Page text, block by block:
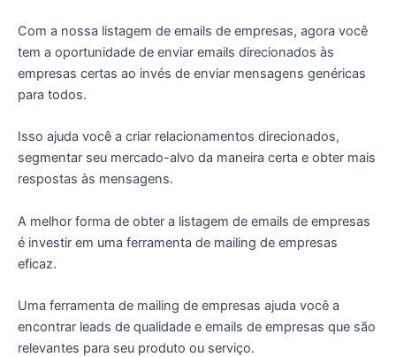
Com a nossa listagem de emails de empresas, agora você
tem a oportunidade de enviar emails direcionados às
empresas certas ao invés de enviar mensagens genéricas
para todos.
Isso ajuda você a criar relacionamentos direcionados,
segmentar seu mercado-alvo da maneira certa e obter mais
respostas às mensagens.
A melhor forma de obter a listagem de emails de empresas
é investir em uma ferramenta de mailing de empresas
eficaz.
Uma ferramenta de mailing de empresas ajuda você a
encontrar leads de qualidade e emails de empresas que são
relevantes para seu produto ou serviço.